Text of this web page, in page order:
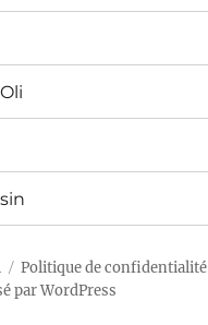
Politique de confidentialité
par WordPress